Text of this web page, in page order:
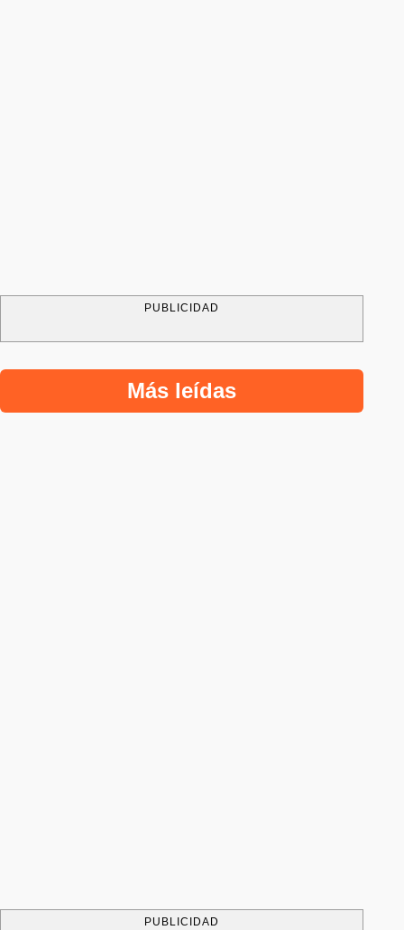
PUBLICIDAD
Más leídas
PUBLICIDAD